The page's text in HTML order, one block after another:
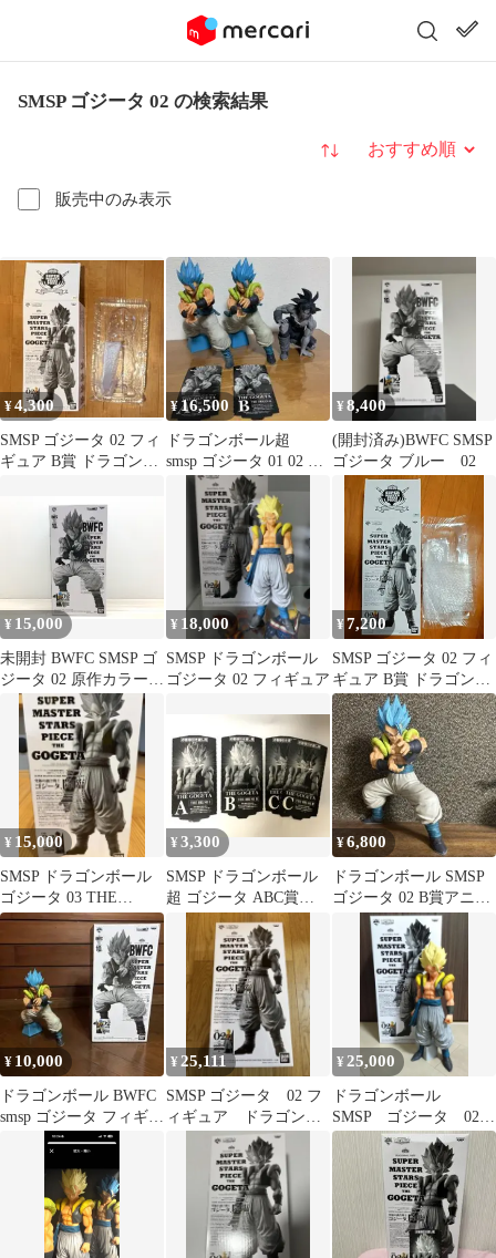
SMSP ゴジータ 02 の検索結果
販売中のみ表示
並び替え
¥4,300
SMSP ゴジータ 02 フィ
ギュア B賞 ドラゴンボ
¥16,500
ドラゴンボール超
smsp ゴジータ 01 02 バ
ーダック 03
¥8,400
(開封済み)BWFC SMSP
ゴジータ ブルー 02
¥ 15,000
未開封 BWFC SMSP ゴ
ジータ 02 原作カラー
【F7329-007】083
¥ 18,000
SMSP ドラゴンボール
ゴジータ 02 フィギュア
¥7,200
SMSP ゴジータ 02 フィ
ギュア B賞 ドラゴンボ
ール 一番くじ 箱のみ
¥ 15,000
SMSP ドラゴンボール
ゴジータ 03 THE
BRUSH
¥3,300
SMSP ドラゴンボール
超 ゴジータ ABC賞
010203賞 半券 まと
め売り
¥6,800
ドラゴンボール SMSP
ゴジータ 02 B賞アニメ
カラー フィギュア
BWFC
¥ 10,000
ドラゴンボール BWFC
smsp ゴジータ フィギュ
ア B賞 02
¥ 25,111
SMSP ゴジータ 02 フ
ィギュア ドラゴンボ
ール THE GOGETA
¥ 25,000
ドラゴンボール
SMSP ゴジータ 02
フィギュア